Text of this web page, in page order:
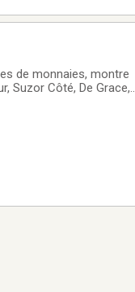
de monnaies, montre
Suzor Côté, De Grace,